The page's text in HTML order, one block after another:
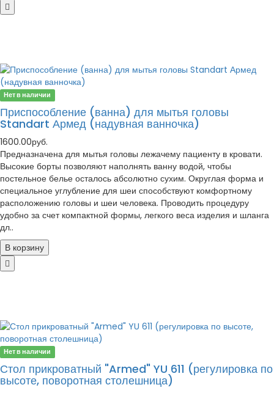
Нет в наличии
Приспособление (ванна) для мытья головы
Standart Армед (надувная ванночка)
1600.00руб.
Предназначена для мытья головы лежачему пациенту в кровати.
Высокие борты позволяют наполнять ванну водой, чтобы
постельное белье осталось абсолютно сухим. Округлая форма и
специальное углубление для шеи способствуют комфортному
расположению головы и шеи человека. Проводить процедуру
удобно за счет компактной формы, легкого веса изделия и шланга
дл..
В корзину
Нет в наличии
Стол прикроватный "Armed" YU 611 (регулировка по
высоте, поворотная столешница)